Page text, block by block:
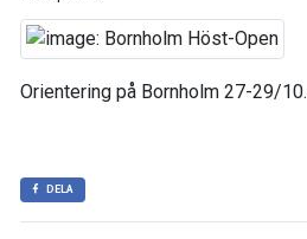
Orientering på Bornholm 27-29/10.
DELA